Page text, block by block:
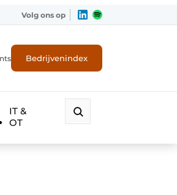
Volg ons op
Bedrijvenindex
IT &
OT